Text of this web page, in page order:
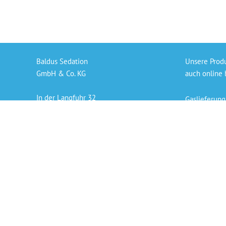
Baldus Sedation
GmbH & Co. KG
In der Langfuhr 32
Unsere
auch online